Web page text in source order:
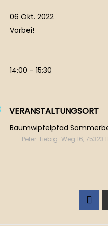
06 Okt. 2022
Vorbei!
14:00 - 15:30
VERANSTALTUNGSORT
Baumwipfelpfad
Peter-Liebig-Weg 16,